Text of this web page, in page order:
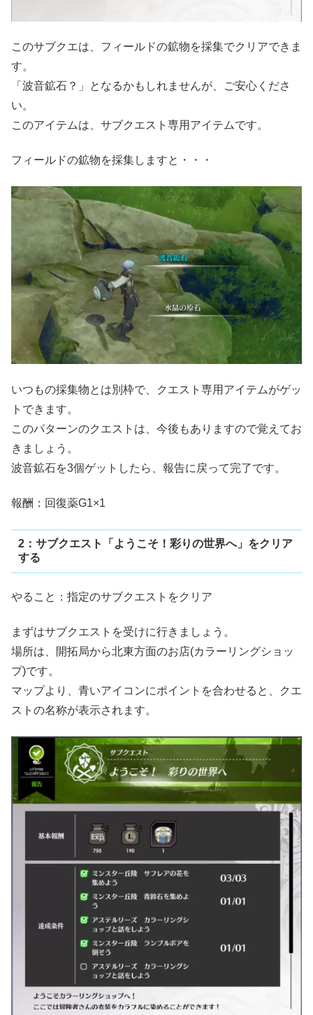
このサブクエは、フィールドの鉱物を採集でクリアできま
す。
「波音鉱石？」となるかもしれませんが、ご安心くださ
い。
このアイテムは、サブクエスト専用アイテムです。
フィールドの鉱物を採集しますと・・・
いつもの採集物とは別枠で、クエスト専用アイテムがゲッ
トできます。
このパターンのクエストは、今後もありますので覚えてお
きましょう。
波音鉱石を3個ゲットしたら、報告に戻って完了です。
報酬：回復薬G1×1
2：サブクエスト「ようこそ！彩りの世界へ」をクリア
する
やること：指定のサブクエストをクリア
まずはサブクエストを受けに行きましょう。
場所は、開拓局から北東方面のお店(カラーリングショッ
プ)です。
マップより、青いアイコンにポイントを合わせると、クエ
ストの名称が表示されます。